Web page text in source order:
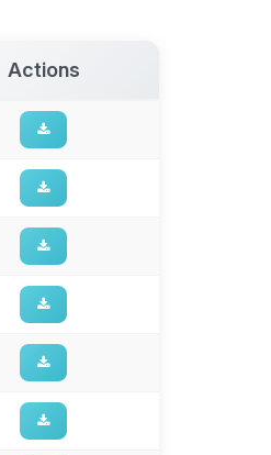
Actions